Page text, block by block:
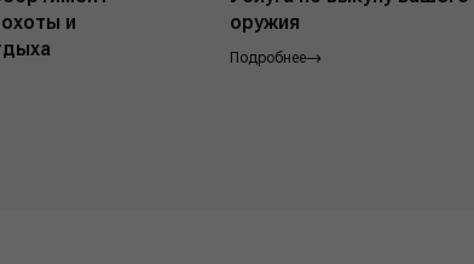
и
оружия
Подробнее